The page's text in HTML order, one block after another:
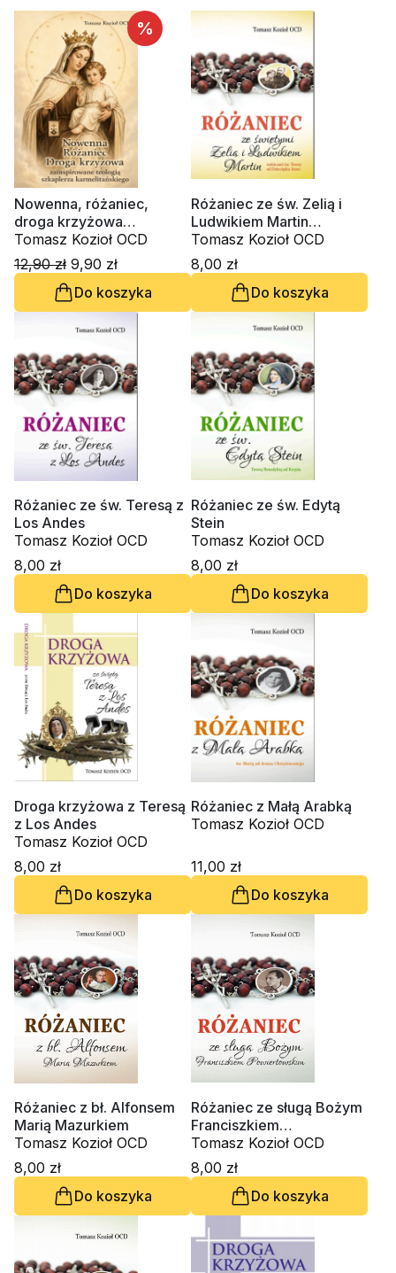
%
Nowenna, różaniec,
droga krzyżowa
zainspirowane teologią
szkaplerza
karmelitańskiego
Tomasz Kozioł OCD
12,90 zł 9,90 zł
Do koszyka
Różaniec ze św. Zelią i
Ludwikiem Martin
rodzicami św. Teresy od
Dzieciątka Jezus
Tomasz Kozioł OCD
8,00 zł
Do koszyka
Różaniec ze św. Teresą z
Los Andes
Tomasz Kozioł OCD
8,00 zł
Do koszyka
Różaniec ze św. Edytą
Stein
Tomasz Kozioł OCD
8,00 zł
Do koszyka
Droga krzyżowa z Teresą
z Los Andes
Tomasz Kozioł OCD
8,00 zł
Do koszyka
Różaniec z Małą Arabką
Tomasz Kozioł OCD
11,00 zł
Do koszyka
Różaniec z bł. Alfonsem
Marią Mazurkiem
Tomasz Kozioł OCD
8,00 zł
Do koszyka
Różaniec ze sługą Bożym
Franciszkiem
Powiertowskim
Tomasz Kozioł OCD
8,00 zł
Do koszyka